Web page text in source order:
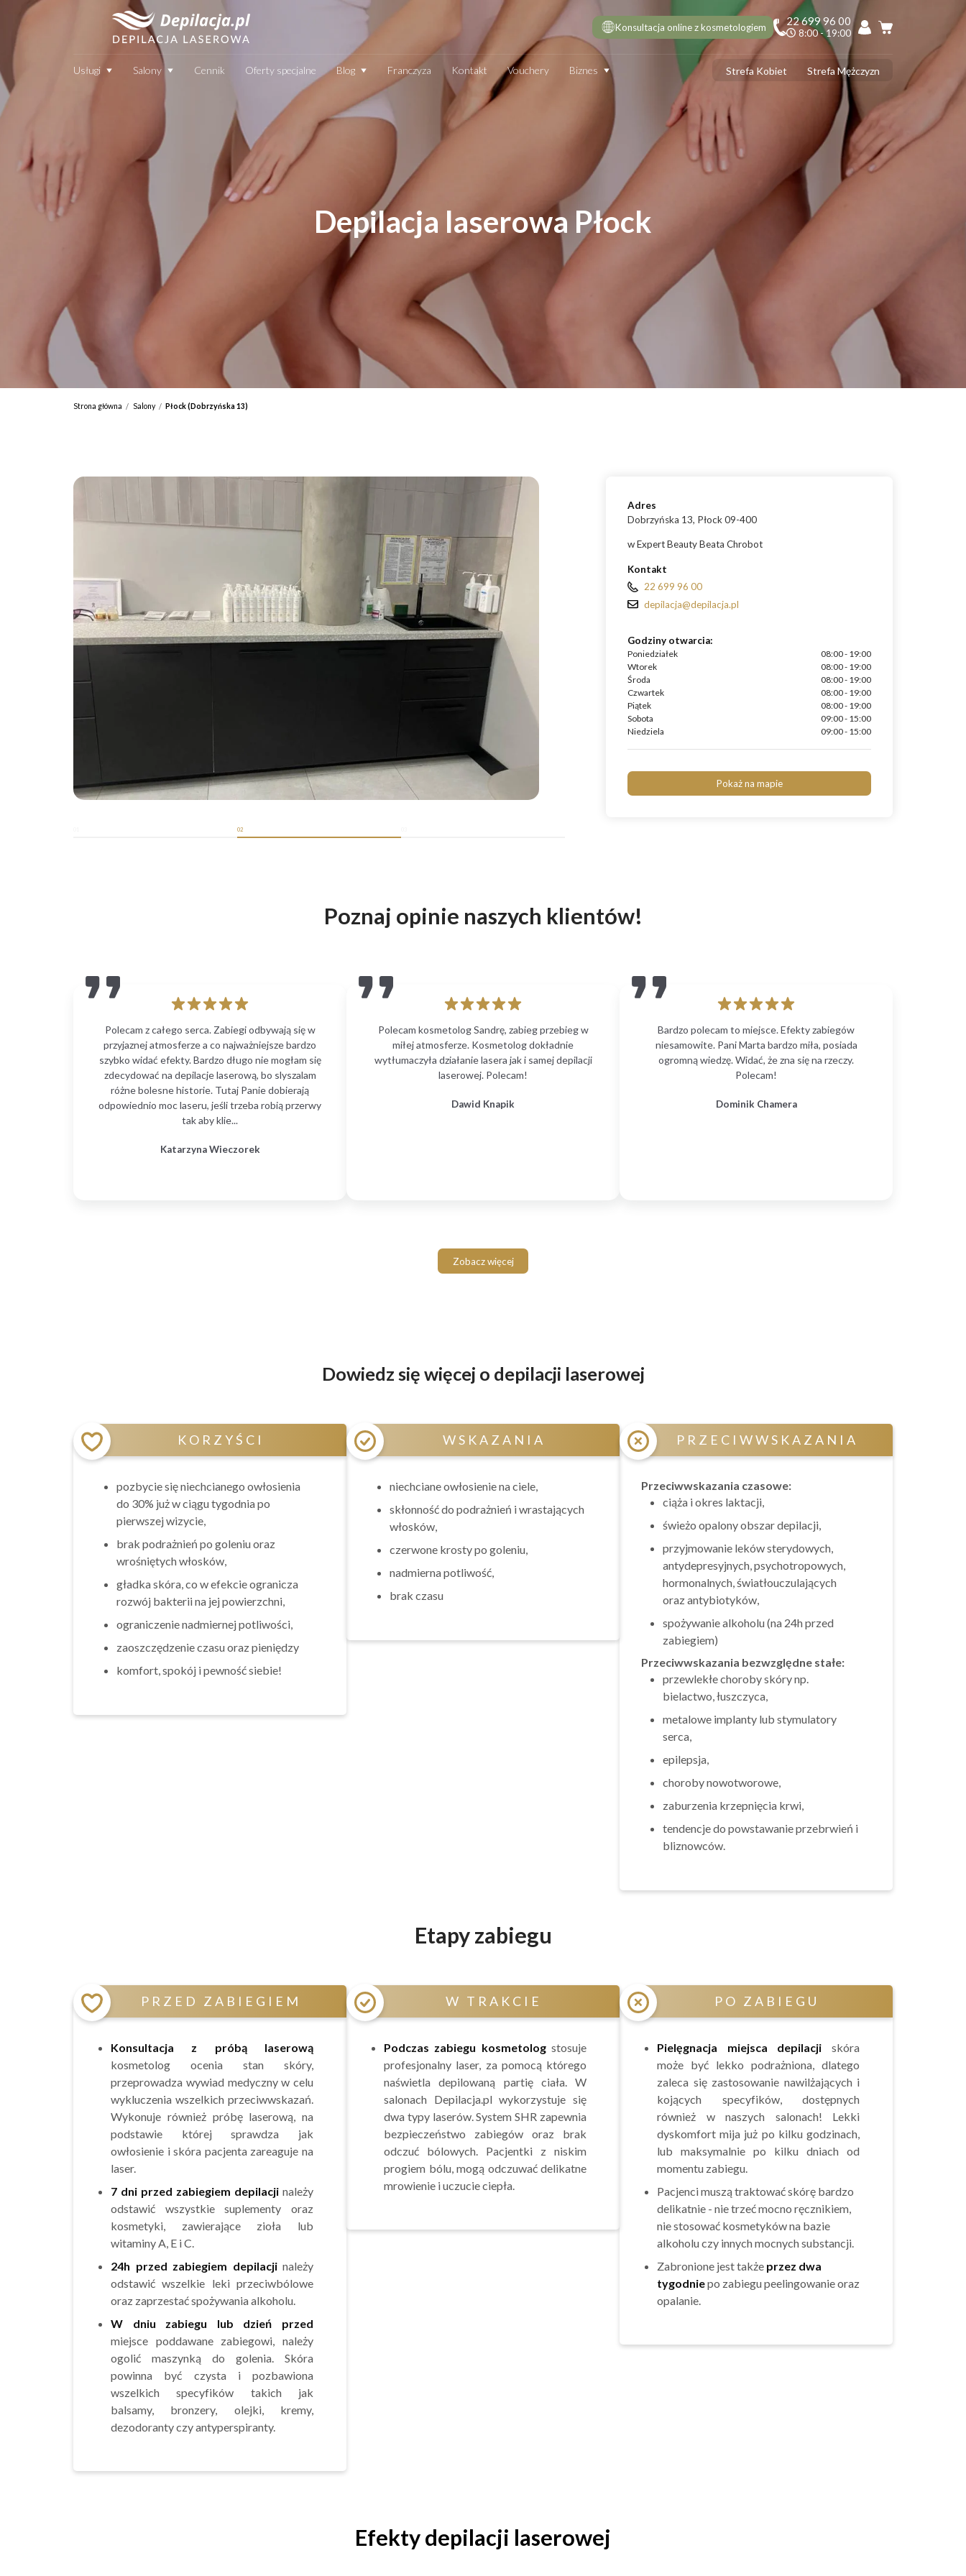
Konsultacja online z kosmetologiem 22 699 96 00
8:00 - 19:00
Usługi Salony Cennik Oferty specjalne Blog
JAK DZIAŁA DEPILATOR IPL I CZY WARTO GO STOSOWAĆ
DEPILACJA
10 ciekawostek na 10 urodziny Depilacja.pl, o których mogłaś nie
wiedzieć!
Depilacja laserowa latem – tak czy nie?
Jak usunąć włoski z twarzy? 5 najlepszych sposobów
Depilacja laserowa jąder i penisa – zabieg krok po kroku
Depilacja laserowa a opalenizna
TECHNOLOGIA
Który laser do depilacji (profesjonalny) jest najskuteczniejszy?
Ranking 2026
Elektrostymulacja mięśni - efekty, które przekonają Cię do
Endermologia – przeciwwskazania, o których warto wiedzieć
Laser aleksandrytowy czy diodowy? Porównanie
Jak ujędrnić skórę na brzuchu? Sprawdzone sposoby
Endermologia - jak często należy ją wykonywać?
Endermologia przed i po – jakie efekty ujędrnienia i wysmuklenia
ud możesz osiągnąć?
Endermologia – ile zabiegów potrzeba, aby zobaczyć efekty?
Co daje endermologia - w jakim wieku najlepiej udać się na
zabieg?
Franczyza Kontakt Vouchery Biznes Strefa Kobiet Strefa Mężczyzn
Depilacja laserowa Płock
Strona główna / Salony / Płock (Dobrzyńska 13)
02
Adres
Dobrzyńska 13, Płock 09-400
w Expert Beauty Beata Chrobot
Kontakt
22 699 96 00
depilacja@depilacja.pl
Godziny otwarcia:
Poniedziałek
08:00 - 19:00
Wtorek
08:00 - 19:00
Środa
08:00 - 19:00
Czwartek
08:00 - 19:00
Piątek
08:00 - 19:00
Sobota
09:00 - 15:00
Niedziela
09:00 - 15:00
Pokaż na mapie
Poznaj opinie naszych klientów!
Polecam z całego serca. Zabiegi odbywają się w
przyjaznej atmosferze a co najważniejsze bardzo
szybko widać efekty. Bardzo długo nie mogłam się
zdecydować na depilacje laserową, bo slyszalam
różne bolesne historie. Tutaj Panie dobierają
odpowiednio moc laseru, jeśli trzeba robią przerwy
tak aby klie...
Katarzyna Wieczorek
Polecam kosmetolog Sandrę, zabieg przebieg w
miłej atmosferze. Kosmetolog dokładnie
wytłumaczyła działanie lasera jak i samej depilacji
laserowej. Polecam!
Dawid Knapik
Bardzo polecam to miejsce. Efekty zabiegów
niesamowite. Pani Marta bardzo miła, posiada
ogromną wiedzę. Widać, że zna się na rzeczy.
Polecam!
Dominik Chamera
Zobacz więcej
Dowiedz się więcej o depilacji laserowej
KORZYŚCI
pozbycie się niechcianego owłosienia
do 30% już w ciągu tygodnia po
pierwszej wizycie,
brak podrażnień po goleniu oraz
wrośniętych włosków,
gładka skóra, co w efekcie ogranicza
rozwój bakterii na jej powierzchni,
ograniczenie nadmiernej potliwości,
zaoszczędzenie czasu oraz pieniędzy
komfort, spokój i pewność siebie!
WSKAZANIA
niechciane owłosienie na ciele,
skłonność do podrażnień i wrastających
włosków,
czerwone krosty po goleniu,
nadmierna potliwość,
brak czasu
PRZECIWWSKAZANIA
Przeciwwskazania czasowe:
ciąża i okres laktacji,
świeżo opalony obszar depilacji,
przyjmowanie leków sterydowych,
antydepresyjnych, psychotropowych,
hormonalnych, światłouczulających
oraz antybiotyków,
spożywanie alkoholu (na 24h przed
zabiegiem)
Przeciwwskazania bezwzględne stałe:
przewlekłe choroby skóry np.
bielactwo, łuszczyca,
metalowe implanty lub stymulatory
serca,
epilepsja,
choroby nowotworowe,
zaburzenia krzepnięcia krwi,
tendencje do powstawanie przebrwień i
bliznowców.
Etapy zabiegu
PRZED ZABIEGIEM
Konsultacja z próbą laserową
kosmetolog ocenia stan skóry,
przeprowadza wywiad medyczny w celu
wykluczenia wszelkich przeciwwskazań.
Wykonuje również próbę laserową, na
podstawie której sprawdza jak
owłosienie i skóra pacjenta zareaguje na
laser.
7 dni przed zabiegiem depilacji należy
odstawić wszystkie suplementy oraz
kosmetyki, zawierające zioła lub
witaminy A, E i C.
24h przed zabiegiem depilacjinależy
odstawić wszelkie leki przeciwbólowe
oraz zaprzestać spożywania alkoholu.
W dniu zabiegu lub dzień przed
miejsce poddawane zabiegowi, należy
ogolić maszynką do golenia. Skóra
powinna być czysta i pozbawiona
wszelkich specyfików takich jak
balsamy, bronzery, olejki, kremy,
dezodoranty czy antyperspiranty.
W TRAKCIE
Podczas zabiegu kosmetologstosuje
profesjonalny laser, za pomocą którego
naświetla depilowaną partię ciała. W
salonach Depilacja.pl wykorzystuje się
dwa typy laserów. System SHR zapewnia
bezpieczeństwo zabiegów oraz brak
odczuć bólowych. Pacjentki z niskim
progiem bólu, mogą odczuwać delikatne
mrowienie i uczucie ciepła.
PO ZABIEGU
Pielęgnacja miejsca depilacji skóra
może być lekko podrażniona, dlatego
zaleca się zastosowanie nawilżających i
kojących specyfików, dostępnych
również w naszych salonach! Lekki
dyskomfort mija już po kilku godzinach,
lub maksymalnie po kilku dniach od
momentu zabiegu.
Pacjenci muszą traktować skórę bardzo
delikatnie - nie trzeć mocno ręcznikiem,
nie stosować kosmetyków na bazie
alkoholu czy innych mocnych substancji.
Zabronione jest także przez dwa
tygodniepo zabiegu peelingowanie oraz
opalanie.
Efekty depilacji laserowej